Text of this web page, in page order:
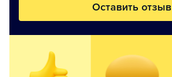
Оставить отзыв